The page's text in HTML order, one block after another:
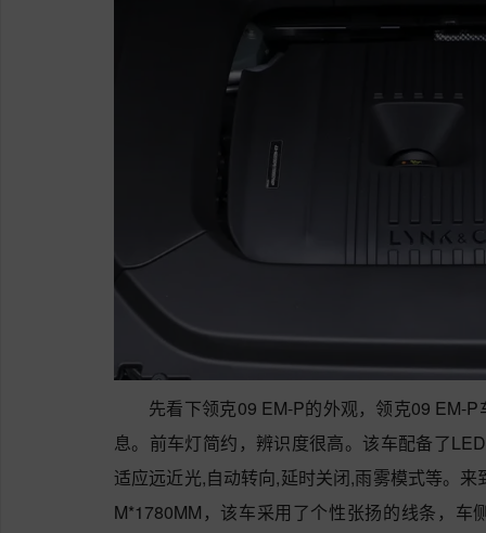
先看下领克09 EM-P的外观，领克09 EM-
息。前车灯简约，辨识度很高。该车配备了
适应远近光,自动转向,延时关闭,雨雾模式等。
M*1780MM，该车采用了个性张扬的线条，